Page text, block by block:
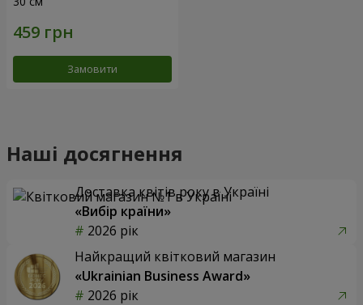
Замовити
Наші досягнення
Доставка квітів року в Україні
«Вибір країни»
2026 рік
Найкращий квітковий магазин
«Ukrainian Business Award»
2026 рік